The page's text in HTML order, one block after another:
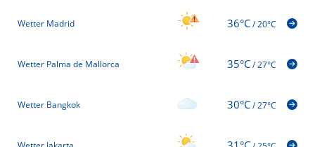
Wetter Madrid 36°C/20°C
Wetter Palma de Mallorca 35°C/27°C
Wetter Bangkok 30°C/27°C